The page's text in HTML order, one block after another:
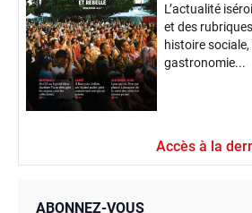
L’actualité
et des
histoire
gastronomie...
Accès à la
ABONNEZ-VOUS